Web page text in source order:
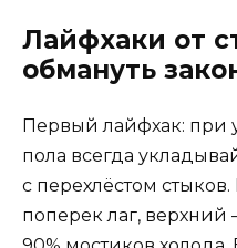
Лайфхаки от
обмануть
Первый лайфхак: при
пола всегда
с перехлёстом
поперек лаг, верхний